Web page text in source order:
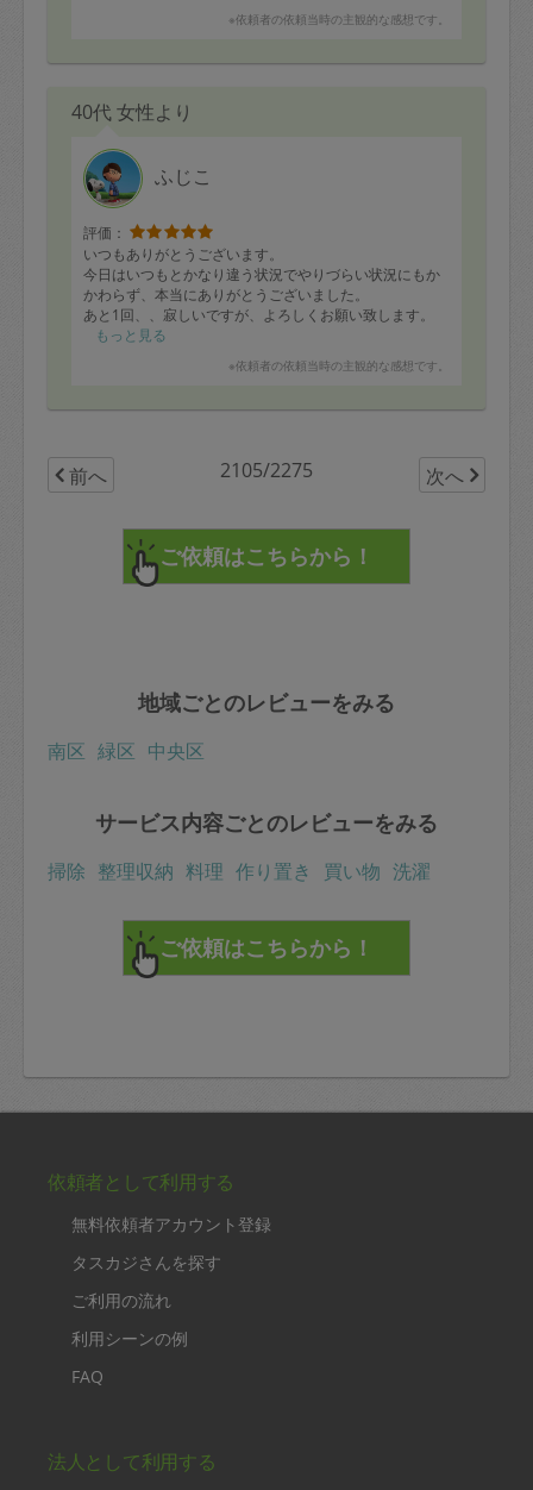
こともあっという間にやれてしまうのはプロだなと感じ
けもやって頂け、とても満足しています。ありがとうご
※依頼者の依頼当時の主観的な感想です。
40代 女性より
ふじこ
評価：
いつもありがとうございます。
今日はいつもとかなり違う状況でやりづらい状況にもか
かわらず、本当にありがとうございました。
あと1回、、寂しいですが、よろしくお願い致します。
もっと見る
※依頼者の依頼当時の主観的な感想です。
前へ 2105/2275 次へ
地域ごとのレビューをみる
南区 緑区 中央区
サービス内容ごとのレビューをみる
掃除 整理収納 料理 作り置き 買い物 洗濯
依頼者として利用する
無料依頼者アカウント登録
タスカジさんを探す
ご利用の流れ
利用シーンの例
FAQ
法人として利用する